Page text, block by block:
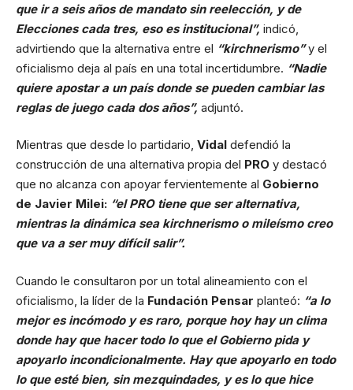
que ir a seis años de mandato sin reelección, y de
Elecciones cada tres, eso es institucional”, indicó,
advirtiendo que la alternativa entre el “kirchnerismo”y el
oficialismo deja al país en una total incertidumbre. “Nadie
quiere apostar a un país donde se pueden cambiar las
reglas de juego cada dos años”, adjuntó.
Mientras que desde lo partidario, Vidal defendió la
construcción de una alternativa propia del PRO y destacó
que no alcanza con apoyar fervientemente al Gobierno
de Javier Milei: “el PRO tiene que ser alternativa,
mientras la dinámica sea kirchnerismo o mileísmo creo
que va a ser muy difícil salir”.
Cuando le consultaron por un total alineamiento con el
oficialismo, la líder de la Fundación Pensar planteó: “a lo
mejor es incómodo y es raro, porque hoy hay un clima
donde hay que hacer todo lo que el Gobierno pida y
apoyarlo incondicionalmente. Hay que apoyarlo en todo
lo que esté bien, sin mezquindades, y es lo que hice